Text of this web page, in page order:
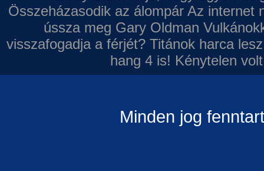
Összeházasodik az álompár Az internet
ússza meg Gary Oldman
visszafogadja a férjét? Titánok harca
hang 4 is! Kénytelen
Minden jog